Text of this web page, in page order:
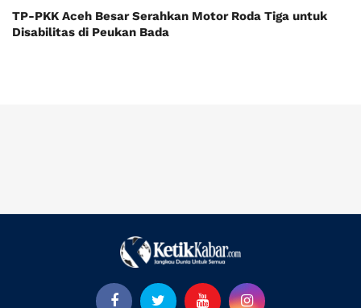
TP-PKK Aceh Besar Serahkan Motor Roda Tiga untuk
Disabilitas di Peukan Bada